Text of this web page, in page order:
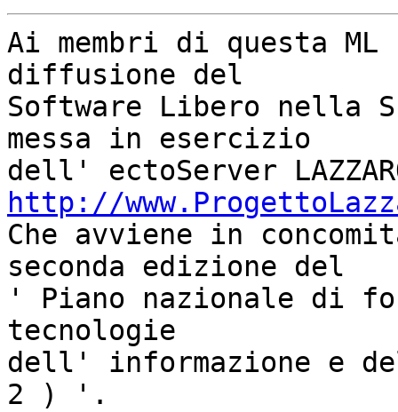
Ai membri di questa
diffusione del
Software Libero nella
messa in esercizio
http://
Che avviene in
seconda edizione del
' Piano nazionale di
tecnologie
dell' informazione e
2 ) '.